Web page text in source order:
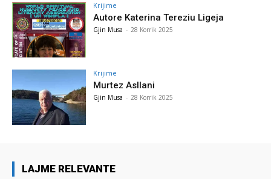
Krijime
Autore Katerina Tereziu Ligeja
Gjin Musa - 28 Korrik 2025
Krijime
Murtez Asllani
Gjin Musa - 28 Korrik 2025
LAJME RELEVANTE